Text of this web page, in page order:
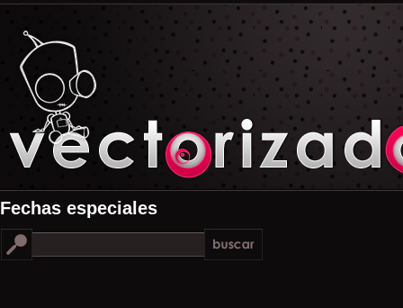
Fechas especiales